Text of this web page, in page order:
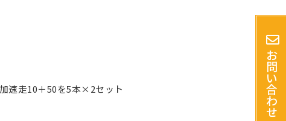
お
問
い
合
わ
せ
速走10＋50を5本×2セット